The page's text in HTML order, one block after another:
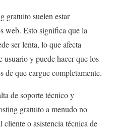
gratuito suelen estar
web. Esto significa que la
ser lenta, lo que afecta
usuario y puede hacer que los
de que cargue completamente.
de soporte técnico y
gratuito a menudo no
o asistencia técnica de